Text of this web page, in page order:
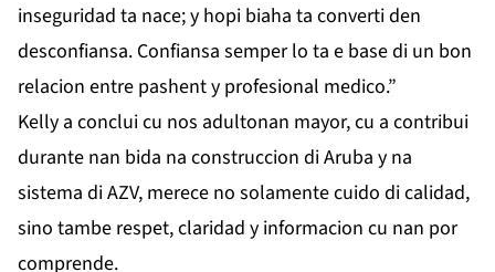
inseguridad ta nace; y hopi biaha ta converti den
desconfiansa. Confiansa semper lo ta e base di un bon
relacion entre pashent y profesional medico.”
Kelly a conclui cu nos adultonan mayor, cu a contribui
durante nan bida na construccion di Aruba y na
sistema di AZV, merece no solamente cuido di calidad,
sino tambe respet, claridad y informacion cu nan por
comprende.